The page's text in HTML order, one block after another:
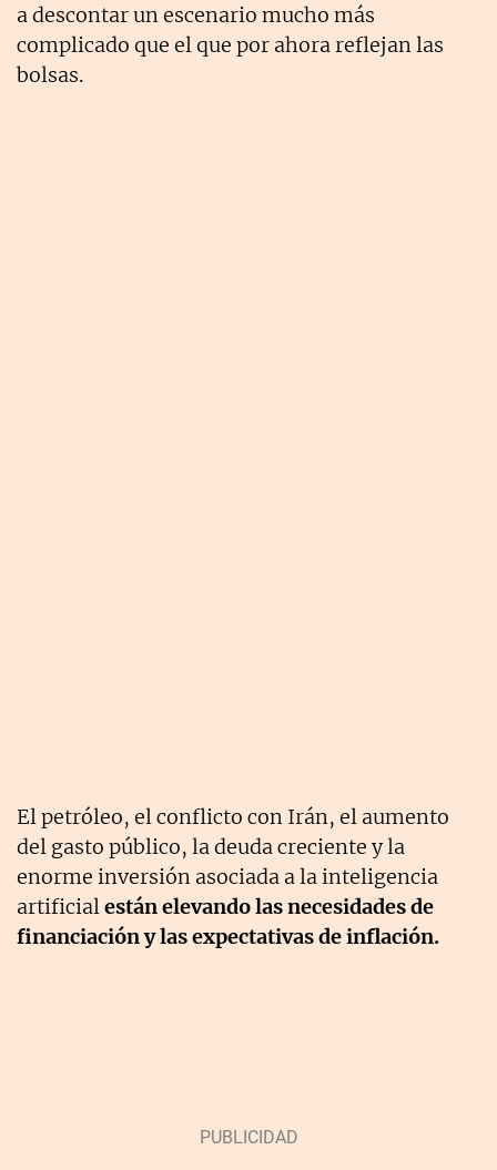
a descontar un escenario mucho más
complicado que el que por ahora reflejan las
bolsas.
El petróleo, el conflicto con Irán, el aumento
del gasto público, la deuda creciente y la
enorme inversión asociada a la inteligencia
artificialestán elevando las necesidades de
financiación y las expectativas de inflación.